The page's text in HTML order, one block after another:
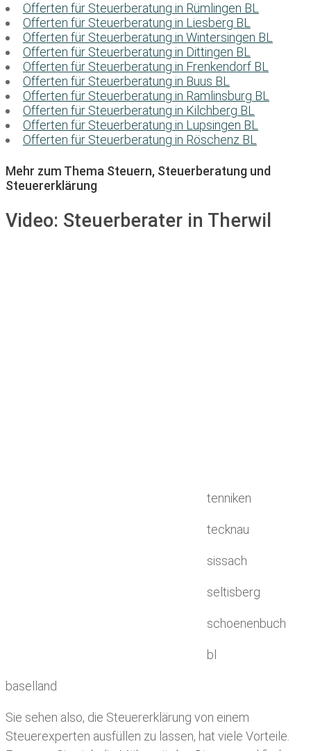
Offerten für Steuerberatung in Rümlingen BL
Offerten für Steuerberatung in Liesberg BL
Offerten für Steuerberatung in Wintersingen BL
Offerten für Steuerberatung in Dittingen BL
Offerten für Steuerberatung in Frenkendorf BL
Offerten für Steuerberatung in Buus BL
Offerten für Steuerberatung in Ramlinsburg BL
Offerten für Steuerberatung in Kilchberg BL
Offerten für Steuerberatung in Lupsingen BL
Offerten für Steuerberatung in Röschenz BL
Mehr zum Thema Steuern, Steuerberatung und
Steuererklärung
Video: Steuerberater in Therwil
tenniken
tecknau
sissach
seltisberg
schoenenbuch
bl
baselland
Sie sehen also, die Steuererklärung von einem
Steuerexperten ausfüllen zu lassen, hat viele Vorteile.